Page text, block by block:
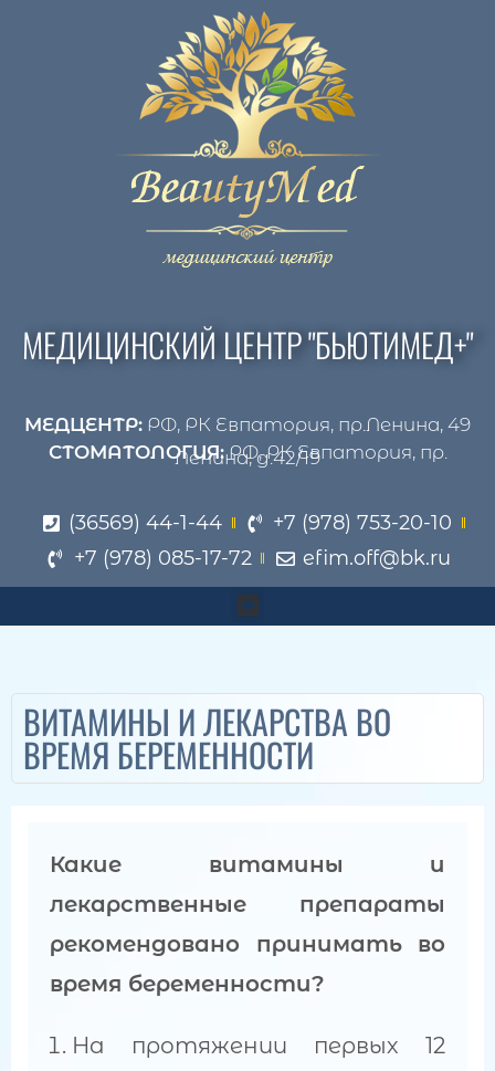
МЕДИЦИНСКИЙ ЦЕНТР "БЬЮТИМЕД+"
МЕДЦЕНТР: РФ, РК Евпатория, пр.Ленина, 49
СТОМАТОЛОГИЯ:РФ, РК Евпатория, пр.
Ленина, д.42/19
(36569) 44-1-44
+7 (978) 753-20-10
+7 (978) 085-17-72
efim.off@bk.ru
ВИТАМИНЫ И ЛЕКАРСТВА ВО
ВРЕМЯ БЕРЕМЕННОСТИ
Какие витамины и
лекарственные препараты
рекомендовано принимать во
время беременности?
На протяжении первых 12